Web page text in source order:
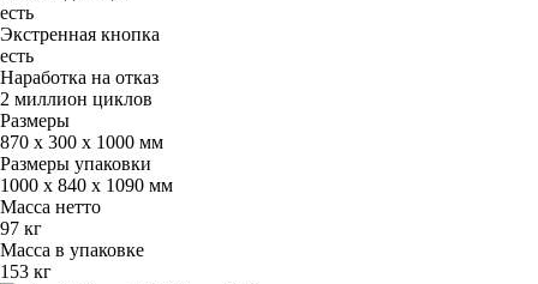
есть
Экстренная кнопка
есть
Наработка на отказ
2 миллион циклов
Размеры
870 х 300 х 1000 мм
Размеры упаковки
1000 х 840 х 1090 мм
Масса нетто
97 кг
Масса в упаковке
153 кг